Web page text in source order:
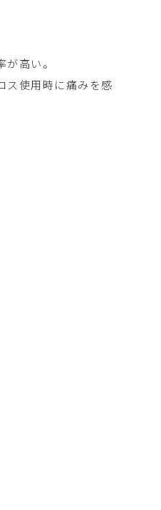
高い。
ス使用時に痛みを感